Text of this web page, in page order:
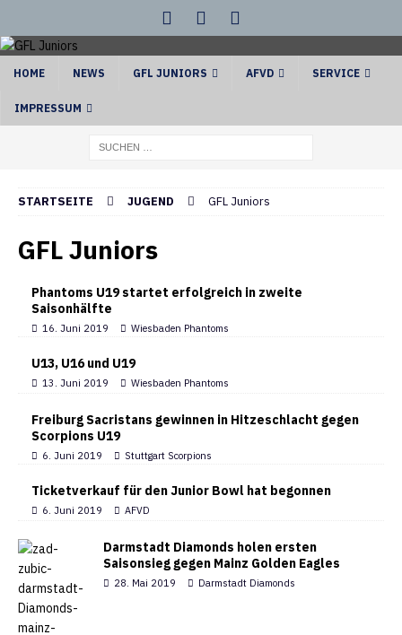
HOME NEWS GFL JUNIORS AFVD SERVICE
IMPRESSUM
STARTSEITE JUGEND GFL Juniors
GFL Juniors
Phantoms U19 startet erfolgreich in zweite
Saisonhälfte
16. Juni 2019 Wiesbaden Phantoms
U13, U16 und U19
13. Juni 2019 Wiesbaden Phantoms
Freiburg Sacristans gewinnen in Hitzeschlacht gegen
Scorpions U19
6. Juni 2019 Stuttgart Scorpions
Ticketverkauf für den Junior Bowl hat begonnen
6. Juni 2019 AFVD
Darmstadt Diamonds holen ersten
Saisonsieg gegen Mainz Golden Eagles
28. Mai 2019 Darmstadt Diamonds